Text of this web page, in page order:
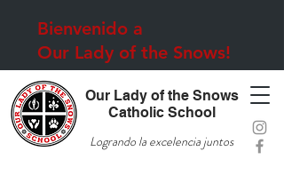
Bienvenido a
Our Lady of the Snows!
Our Lady of the Snows
Catholic School
Logrando la excelencia juntos